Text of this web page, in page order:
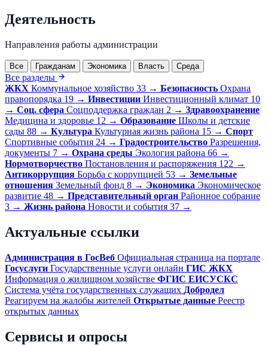
Деятельность
Направления работы администрации
Все Гражданам Экономика Власть Среда
Все разделы
ЖКХ Коммунальное хозяйство 33 → Безопасность Охрана
правопорядка 19 → Инвестиции Инвестиционный климат 10
→ Соц. сфера Соцподдержка граждан 2 → Здравоохранение
Медицина и здоровье 12 → Образование Школы и детские
сады 88 → Культура Культурная жизнь района 15 → Спорт
Спортивные события 24 → Градостроительство Разрешения,
документы 7 → Охрана среды Экология района 66 →
Нормотворчество Постановления и распоряжения 122 →
Антикоррупция Борьба с коррупцией 53 → Земельные
отношения Земельный фонд 8 → Экономика Экономическое
развитие 48 → Представительный орган Районное собрание
3 → Жизнь района Новости и события 37 →
Актуальные ссылки
Администрация в ГосВеб Официальная страница на портале
Госуслуги Государственные услуги онлайн ГИС ЖКХ
Информация о жилищном хозяйстве ФГИС ЕИСУСКС
Система учёта государственных служащих Добродел
Реагируем на жалобы жителей Открытые данные Реестр
открытых данных
Сервисы и опросы